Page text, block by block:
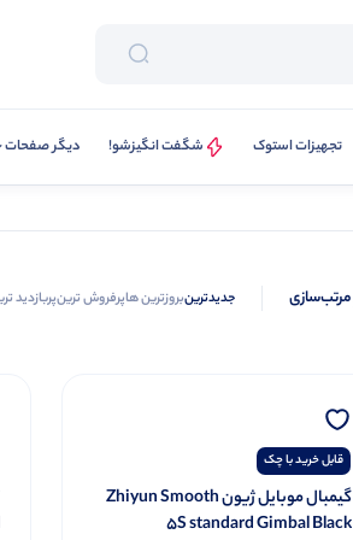
تجهیزات استوک شگفت انگیزشو! دیگر صفحات
مرتب‌سازی جدیدترینبروزترین هاپرفروش ترینپربازدید
گیمبال موبایل ژیون Zhiyun Smooth
5S standard Gimbal Black
قابل خرید با چک